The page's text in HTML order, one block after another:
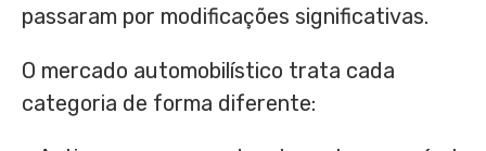
passaram por modificações significativas.
O mercado automobilístico trata cada
categoria de forma diferente: